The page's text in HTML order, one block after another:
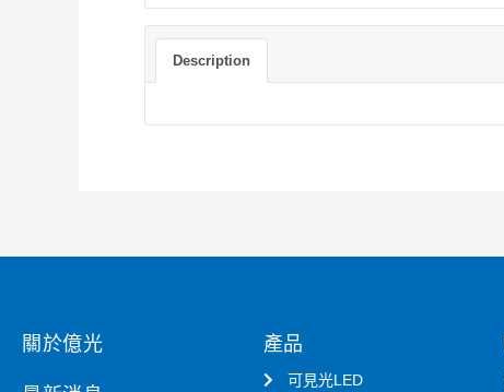
Description
關於億光 產品
可見光LED